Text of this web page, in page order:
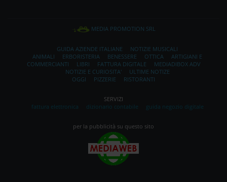
MEDIA PROMOTION SRL
GUIDA AZIENDE ITALIANE
NOTIZIE MUSICALI
ANIMALI
ERBORISTERIA BENESSERE OTTICA
ARTIGIANI E
COMMERCIANTI
LIBRI FATTURA DIGITALE
MEDIADIBOX ADV
NOTIZIE E CURIOSITA'
ULTIME NOTIZE
OGGI
PIZZERIE RISTORANTI
SERVIZI
fattura elettronica
dizionario contabile guida negozio digitale
per la pubblicità su questo sito